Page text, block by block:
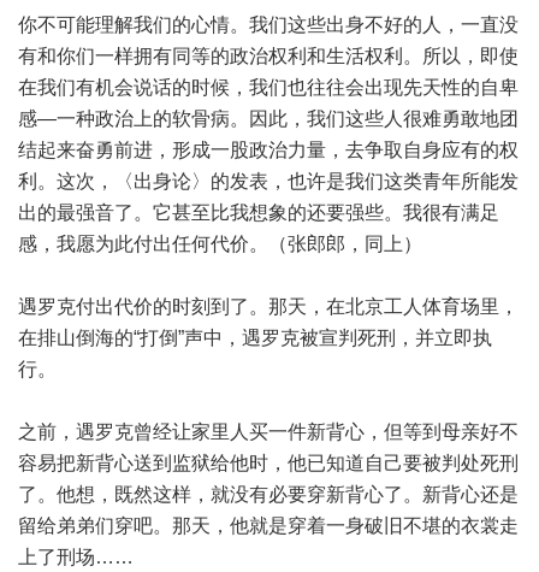
你不可能理解我们的心情。我们这些出身不好的人，一直没
有和你们一样拥有同等的政治权利和生活权利。所以，即使
在我们有机会说话的时候，我们也往往会出现先天性的自卑
感—一种政治上的软骨病。因此，我们这些人很难勇敢地团
结起来奋勇前进，形成一股政治力量，去争取自身应有的权
利。这次，〈出身论〉的发表，也许是我们这类青年所能发
出的最强音了。它甚至比我想象的还要强些。我很有满足
感，我愿为此付出任何代价。（张郎郎，同上）
遇罗克付出代价的时刻到了。那天，在北京工人体育场里，
在排山倒海的“打倒”声中，遇罗克被宣判死刑，并立即执
行。
之前，遇罗克曾经让家里人买一件新背心，但等到母亲好不
容易把新背心送到监狱给他时，他已知道自己要被判处死刑
了。他想，既然这样，就没有必要穿新背心了。新背心还是
留给弟弟们穿吧。那天，他就是穿着一身破旧不堪的衣裳走
上了刑场……